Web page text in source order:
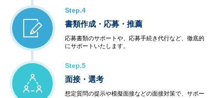
Step.4
書類作成・応募・推薦
応募書類のサポートや、応募手続き代行など、徹底的
にサポートいたします。
Step.5
面接・選考
想定質問の提示や模擬面接などの面接対策で、サポー